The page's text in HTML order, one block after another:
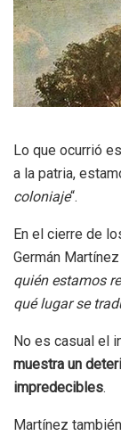
Lo que ocurrió
a la patria,
coloniaje“.
En el cierre de
Germán Martínez
quién estamos
qué lugar se
No es casual el
muestra un
impredecibles.
Martínez